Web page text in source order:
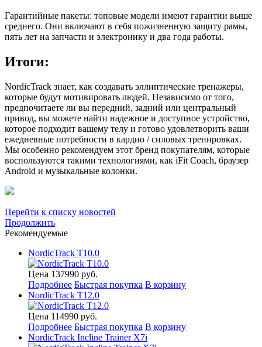
Гарантийные пакеты: топовые модели имеют гарантии выше
среднего. Они включают в себя пожизненную защиту рамы,
пять лет на запчасти и электронику и два года работы.
Итоги:
NordicTrack знает, как создавать эллиптические тренажеры,
которые будут мотивировать людей. Независимо от того,
предпочитаете ли вы передний, задний или центральный
привод, вы можете найти надежное и доступное устройство,
которое подходит вашему телу и готово удовлетворить ваши
ежедневные потребности в кардио / силовых тренировках.
Мы особенно рекомендуем этот бренд покупателям, которые
воспользуются такими технологиями, как iFit Coach, браузер
Android и музыкальные колонки.
Перейти к списку новостей
Продолжить
Рекомендуемые
NordicTrack T10.0
Цена 137990 руб.
Подробнее Быстрая покупка В корзину
NordicTrack T12.0
Цена 114990 руб.
Подробнее Быстрая покупка В корзину
NordicTrack Incline Trainer X7i